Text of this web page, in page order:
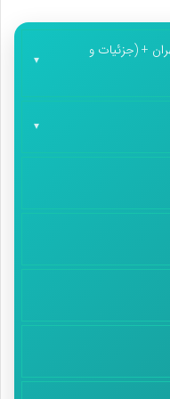
و ابو مهدی دست روی
«نجف … »
به نجف رسید. چشم‌ و
امر و نهی کند و
عراقی رفته
گرفت ابو مهدی؟» اشک،
داد. تشت را کشید.
چنگ زد. ام مهدی
که لباس‌هایش را چنگ
کنم ان‌شالله می‌رویم
کلینیک های زیبایی در منطقه 1 تهران + (جزئیات و